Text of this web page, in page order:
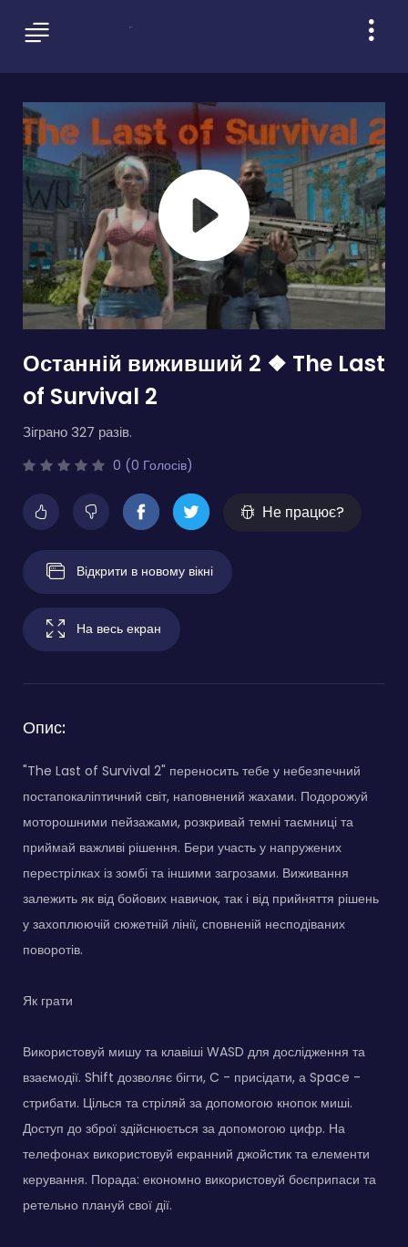
Останній виживший 2 ❖ The Last
of Survival 2
Зіграно 327 разів.
0 (0 Голосів)
Не працює?
Відкрити в новому вікні
На весь екран
Опис:
"The Last of Survival 2" переносить тебе у небезпечний
постапокаліптичний світ, наповнений жахами. Подорожуй
моторошними пейзажами, розкривай темні таємниці та
приймай важливі рішення. Бери участь у напружених
перестрілках із зомбі та іншими загрозами. Виживання
залежить як від бойових навичок, так і від прийняття рішень
у захоплюючій сюжетній лінії, сповненій несподіваних
поворотів.
Як грати
Використовуй мишу та клавіші WASD для дослідження та
взаємодії. Shift дозволяє бігти, C - присідати, а Space -
стрибати. Цілься та стріляй за допомогою кнопок миші.
Доступ до зброї здійснюється за допомогою цифр. На
телефонах використовуй екранний джойстик та елементи
керування. Порада: економно використовуй боєприпаси та
ретельно плануй свої дії.